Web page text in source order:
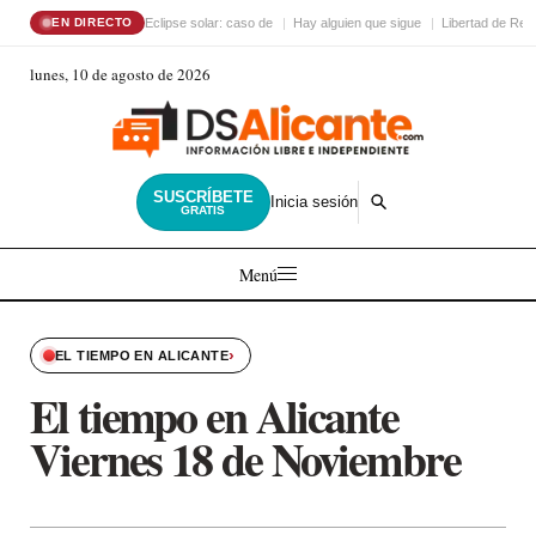
EN DIRECTO Eclipse solar: caso de Hay alguien que sigue Libertad de
lunes, 10 de agosto de 2026
SUSCRÍBETE
GRATIS Inicia sesión
Menú
EL TIEMPO EN ALICANTE›
El tiempo en Alicante
Viernes 18 de Noviembre